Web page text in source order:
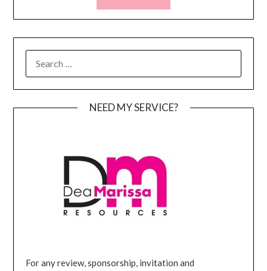
FOR:
NEED MY SERVICE?
For any review, sponsorship, invitation and